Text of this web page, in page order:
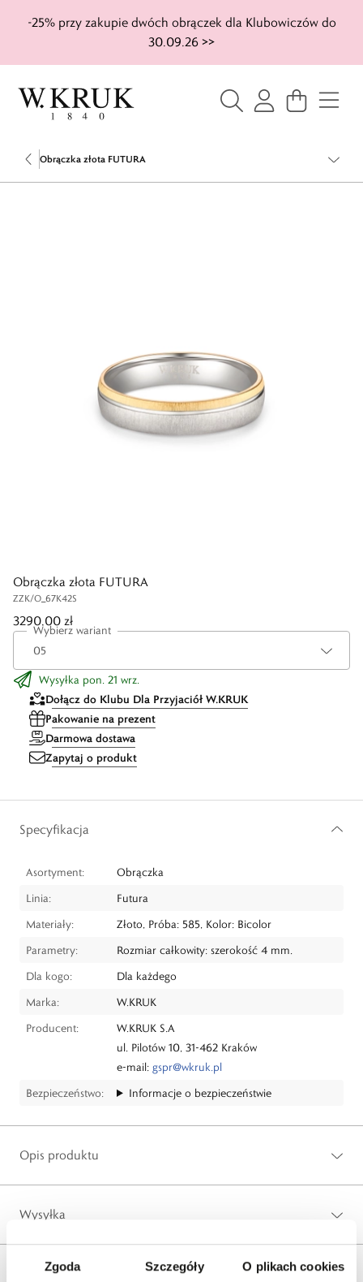
Zgoda Szczegóły O plikach cookies
-25% przy zakupie dwóch obrączek dla Klubowiczów do
30.09.26 >>
Obrączka złota FUTURA
Obrączka złota FUTURA
ZZK/O_67K42S
3290,00 zł
Wybierz wariant
Wysyłka pon. 21 wrz.
Dołącz do Klubu Dla Przyjaciół W.KRUK
Pakowanie na prezent
Darmowa dostawa
Zapytaj o produkt
Specyfikacja
Asortyment:
Obrączka
Linia:
Futura
Materiały:
Złoto, Próba: 585, Kolor: Bicolor
Parametry:
Rozmiar całkowity: szerokość 4 mm.
Dla kogo:
Dla każdego
Marka:
W.KRUK
Producent:
W.KRUK S.A
ul. Pilotów 10, 31-462 Kraków
e-mail: gspr@wkruk.pl
Bezpieczeństwo:
Informacje o bezpieczeństwie
Opis produktu
Wysyłka
Reklamacje i zwroty